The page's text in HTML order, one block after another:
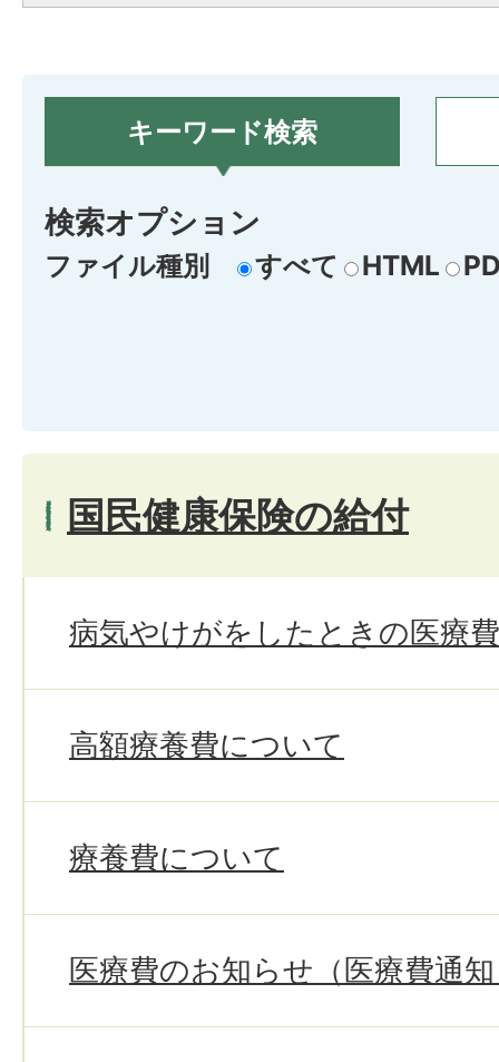
キーワード検索
検索オプション
ファイル種別 すべて HTML
国民健康保険の給付
病気やけがをしたときの医療
高額療養費について
療養費について
医療費のお知らせ（医療費通